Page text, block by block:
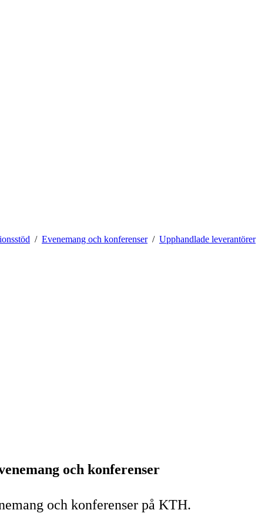
Evenemang och konferenser Upphandlade leverantörer
och konferenser
och konferenser på KTH.